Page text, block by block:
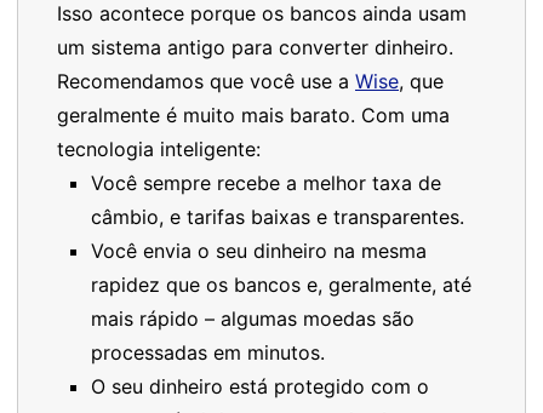
Isso acontece porque os bancos ainda usam
um sistema antigo para converter dinheiro.
Recomendamos que você use a Wise, que
geralmente é muito mais barato. Com uma
tecnologia inteligente:
Você sempre recebe a melhor taxa de
câmbio, e tarifas baixas e transparentes.
Você envia o seu dinheiro na mesma
rapidez que os bancos e, geralmente, até
mais rápido – algumas moedas são
processadas em minutos.
O seu dinheiro está protegido com o